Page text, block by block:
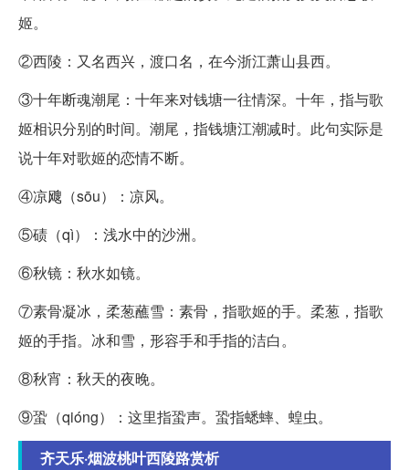
姬。
②西陵：又名西兴，渡口名，在今浙江萧山县西。
③十年断魂潮尾：十年来对钱塘一往情深。十年，指与歌
姬相识分别的时间。潮尾，指钱塘江潮减时。此句实际是
说十年对歌姬的恋情不断。
④凉飕（sōu）：凉风。
⑤碛（qì）：浅水中的沙洲。
⑥秋镜：秋水如镜。
⑦素骨凝冰，柔葱蘸雪：素骨，指歌姬的手。柔葱，指歌
姬的手指。冰和雪，形容手和手指的洁白。
⑧秋宵：秋天的夜晚。
⑨蛩（qióng）：这里指蛩声。蛩指蟋蟀、蝗虫。
齐天乐·烟波桃叶西陵路赏析